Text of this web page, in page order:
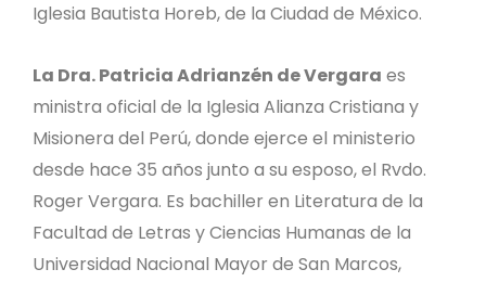
Iglesia Bautista Horeb, de la Ciudad de México.
La Dra. Patricia Adrianzén de Vergara es
ministra oficial de la Iglesia Alianza Cristiana y
Misionera del Perú, donde ejerce el ministerio
desde hace 35 años junto a su esposo, el Rvdo.
Roger Vergara. Es bachiller en Literatura de la
Facultad de Letras y Ciencias Humanas de la
Universidad Nacional Mayor de San Marcos,